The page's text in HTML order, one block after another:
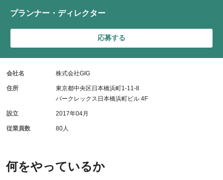
何をやっているか
プランナー・ディレクター
応募する
会社名 株式会社GIG
住所
東京都中央区日本橋浜町1-11-8
パークレックス日本橋浜町ビル 4F
設立 2017年04月
従業員数 80人